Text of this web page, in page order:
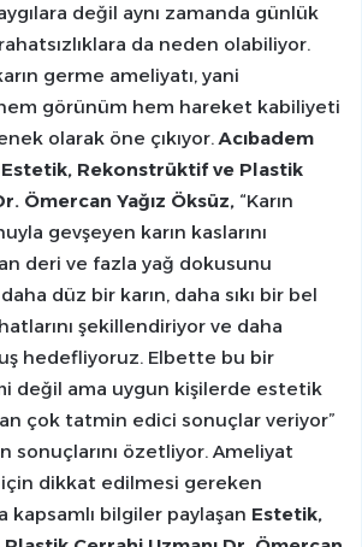
değil aynı zamanda günlük
da neden olabiliyor.
germe ameliyatı, yani
görünüm hem hareket kabiliyeti
olarak öne çıkıyor.Acıbadem
Estetik, Rekonstrüktif ve Plastik
Ömercan Yağız Öksüz, “Karın
gevşeyen karın kaslarını
deri ve fazla yağ dokusunu
düz bir karın, daha sıkı bir bel
şekillendiriyor ve daha
hedefliyoruz. Elbette bu bir
değil ama uygun kişilerde estetik
çok tatmin edici sonuçlar veriyor”
sonuçlarını özetliyor. Ameliyat
için dikkat edilmesi gereken
kapsamlı bilgiler paylaşan Estetik,